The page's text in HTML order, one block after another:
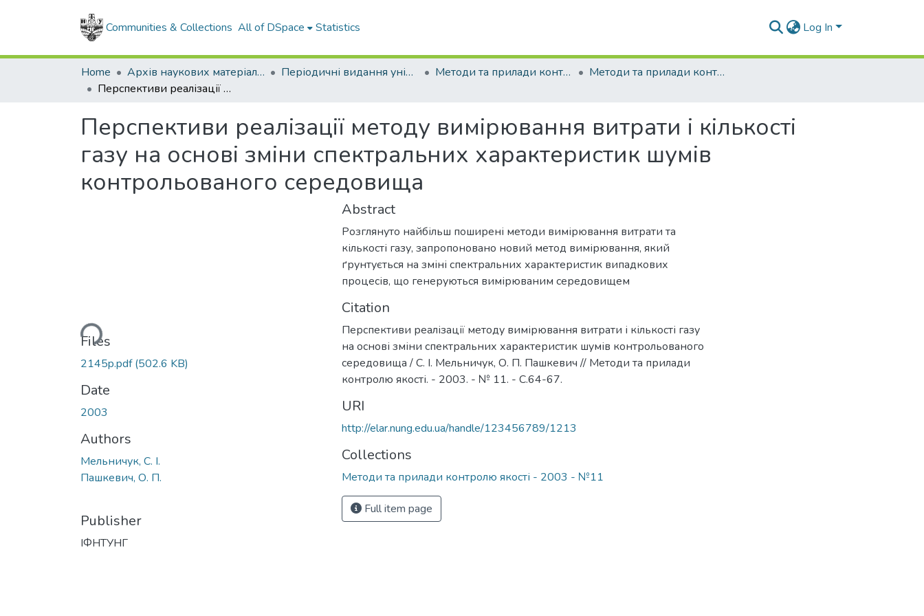
Communities & Collections All of DSpace Statistics Log In
Home Архів наукових матеріалів Періодичні видання університету Методи та прилади контролю якості
Методи та прилади контролю якості - 2003 - №11
Перспективи реалізації методу вимірювання витрати і кількості газу на основі зміни спектральних характеристик шумів контрольованого середовища
Перспективи реалізації методу вимірювання витрати і кількості
газу на основі зміни спектральних характеристик шумів
контрольованого середовища
Loading...
Files
2145p.pdf(502.6 KB)
Date
2003
Authors
Мельничук, С. І.
Пашкевич, О. П.
Publisher
ІФНТУНГ
Abstract
Розглянуто найбільш поширені методи вимірювання витрати та
кількості газу, запропоновано новий метод вимірювання, який
ґрунтується на зміні спектральних характеристик випадкових
процесів, що генеруються вимірюваним середовищем
Citation
Перспективи реалізації методу вимірювання витрати і кількості газу
на основі зміни спектральних характеристик шумів контрольованого
середовища / С. І. Мельничук, О. П. Пашкевич // Методи та прилади
контролю якості. - 2003. - № 11. - С.64-67.
URI
http://elar.nung.edu.ua/handle/123456789/1213
Collections
Методи та прилади контролю якості - 2003 - №11
Full item page